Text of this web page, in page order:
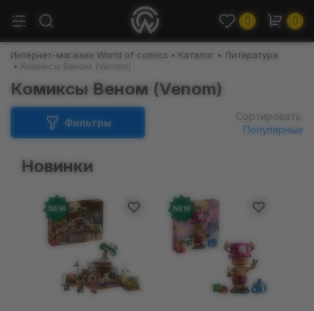
0 0
Интернет-магазин World of comics Каталог
Литература
Комиксы Веном (Venom)
Комиксы Веном (Venom)
Фильтры
Сортировать:
Популярные
Новинки
NEW NEW